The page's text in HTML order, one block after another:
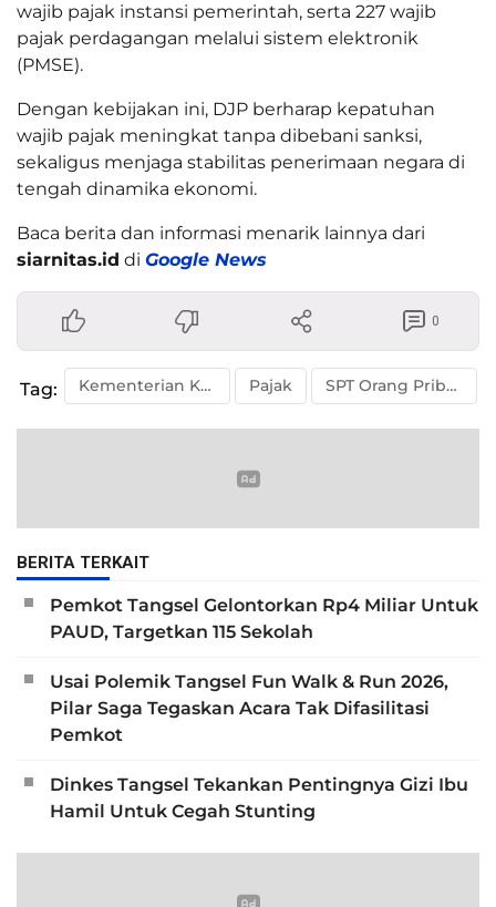
wajib pajak instansi pemerintah, serta 227 wajib
pajak perdagangan melalui sistem elektronik
(PMSE).
Dengan kebijakan ini, DJP berharap kepatuhan
wajib pajak meningkat tanpa dibebani sanksi,
sekaligus menjaga stabilitas penerimaan negara di
tengah dinamika ekonomi.
Baca berita dan informasi menarik lainnya dari
siarnitas.id di Google News
0
Tag: Kementerian Keuangan Pajak SPT Orang Pribadi
BERITA TERKAIT
Pemkot Tangsel Gelontorkan Rp4 Miliar Untuk
PAUD, Targetkan 115 Sekolah
Usai Polemik Tangsel Fun Walk & Run 2026,
Pilar Saga Tegaskan Acara Tak Difasilitasi
Pemkot
Dinkes Tangsel Tekankan Pentingnya Gizi Ibu
Hamil Untuk Cegah Stunting